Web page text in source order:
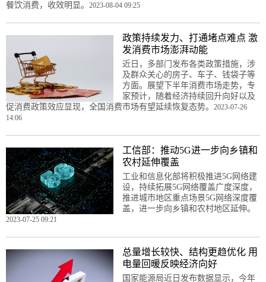
餐饮消费，收效明显。 2023-08-04 09:25
政策持续发力、打通堵点难点 激
发消费市场澎湃动能
近日，多部门发布各类政策措施，涉
及群众关心的房子、车子、钱袋子等
方面。展望下半年消费市场走势，专
家预计，随着经济持续回升向好以及
促消费政策效应显现，全国消费市场有望延续恢复态势。 2023-07-26
14:06
工信部：推动5G进一步向乡镇和
农村延伸覆盖
工业和信息化部将积极推进5G网络建
设，持续拓展5G网络覆盖广度深度，
推进城市地区重点场景5G网络深度覆
盖，进一步向乡镇和农村地区延伸。
2023-07-25 09:21
总量增长较快、结构更趋优化 用
电量回暖反映经济向好
国家能源局近日发布数据显示，今年